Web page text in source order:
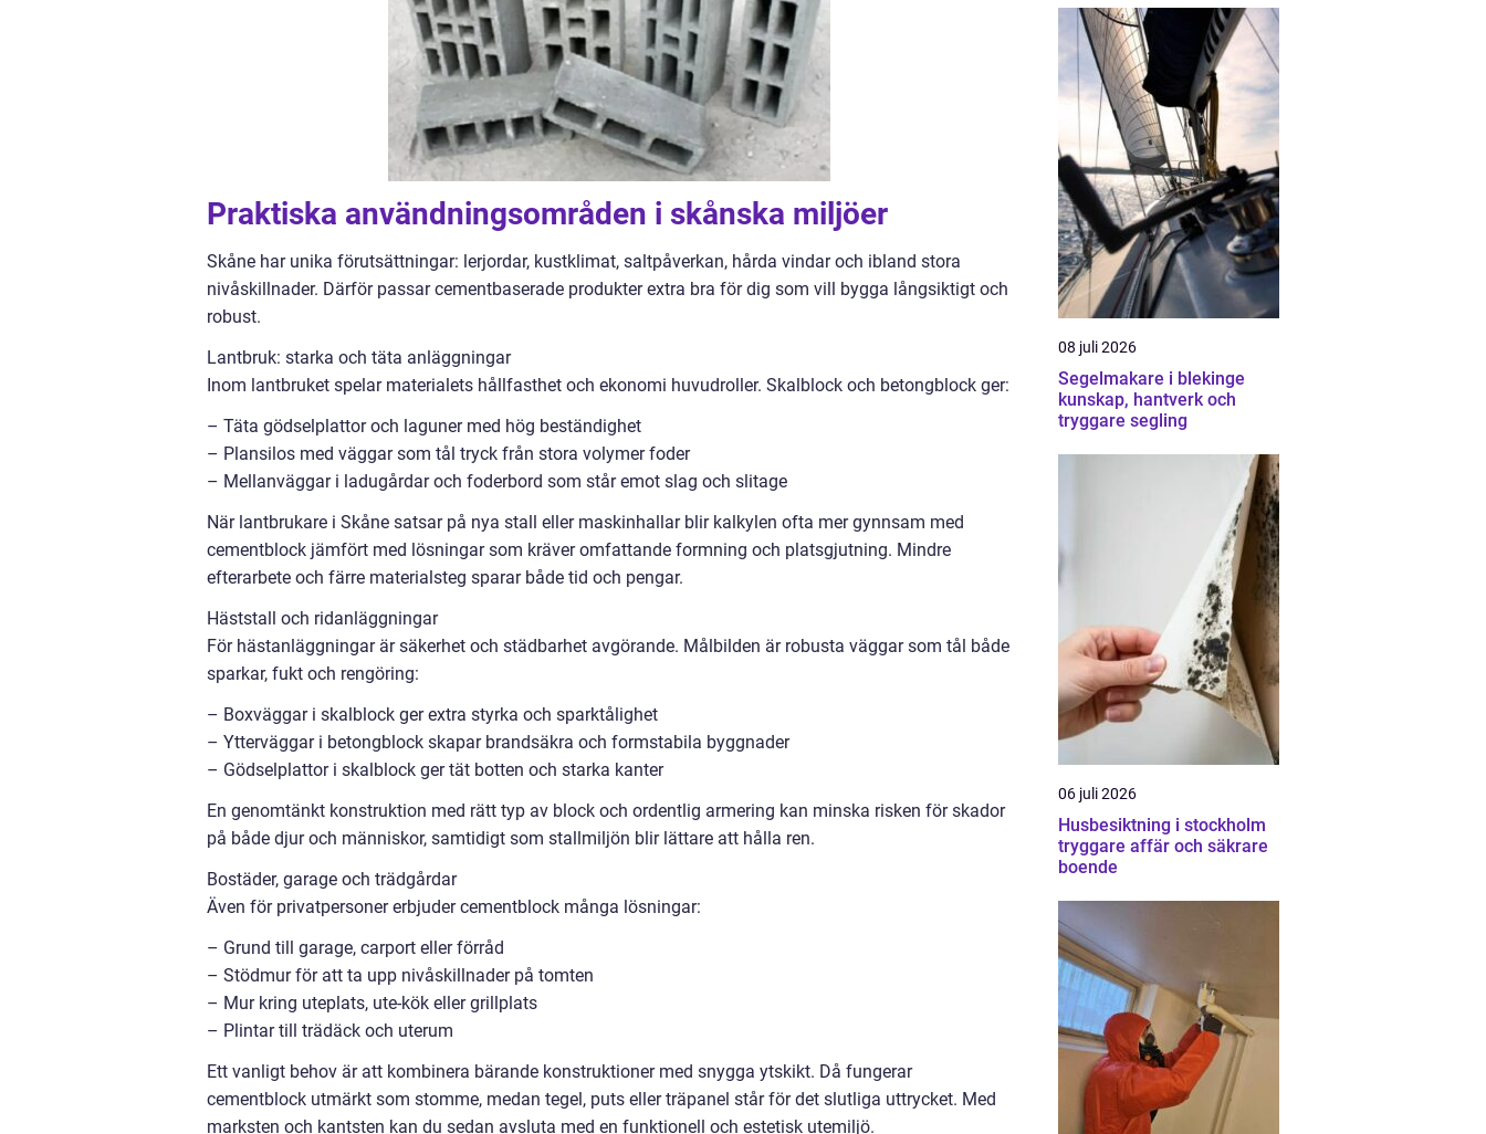
Praktiska användningsområden i skånska miljöer
Skåne har unika förutsättningar: lerjordar, kustklimat, saltpåverkan, hårda vindar och ibland stora
nivåskillnader. Därför passar cementbaserade produkter extra bra för dig som vill bygga långsiktigt och
robust.
Lantbruk: starka och täta anläggningar
Inom lantbruket spelar materialets hållfasthet och ekonomi huvudroller. Skalblock och betongblock ger:
– Täta gödselplattor och laguner med hög beständighet
– Plansilos med väggar som tål tryck från stora volymer foder
– Mellanväggar i ladugårdar och foderbord som står emot slag och slitage
När lantbrukare i Skåne satsar på nya stall eller maskinhallar blir kalkylen ofta mer gynnsam med
cementblock jämfört med lösningar som kräver omfattande formning och platsgjutning. Mindre
efterarbete och färre materialsteg sparar både tid och pengar.
Häststall och ridanläggningar
För hästanläggningar är säkerhet och städbarhet avgörande. Målbilden är robusta väggar som tål både
sparkar, fukt och rengöring:
– Boxväggar i skalblock ger extra styrka och sparktålighet
– Ytterväggar i betongblock skapar brandsäkra och formstabila byggnader
– Gödselplattor i skalblock ger tät botten och starka kanter
En genomtänkt konstruktion med rätt typ av block och ordentlig armering kan minska risken för skador
på både djur och människor, samtidigt som stallmiljön blir lättare att hålla ren.
Bostäder, garage och trädgårdar
Även för privatpersoner erbjuder cementblock många lösningar:
– Grund till garage, carport eller förråd
– Stödmur för att ta upp nivåskillnader på tomten
– Mur kring uteplats, ute-kök eller grillplats
– Plintar till trädäck och uterum
Ett vanligt behov är att kombinera bärande konstruktioner med snygga ytskikt. Då fungerar
cementblock utmärkt som stomme, medan tegel, puts eller träpanel står för det slutliga uttrycket. Med
marksten och kantsten kan du sedan avsluta med en funktionell och estetisk utemiljö.
08 juli 2026
Segelmakare i blekinge
kunskap, hantverk och
tryggare segling
06 juli 2026
Husbesiktning i stockholm
tryggare affär och säkrare
boende